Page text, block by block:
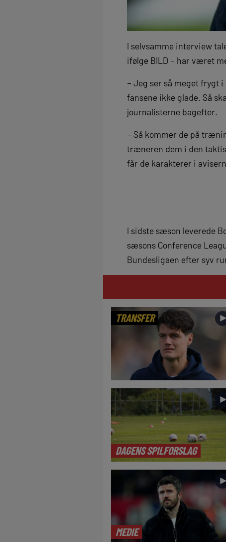
I selvsamme interview
ifølge BILD – har været
– Jeg ser så meget frygt
fansene ikke glade. Så
journalisterne bagefter.
– Så kommer de på
træneren dem i den
får de karakterer i
I sidste sæson leverede
sæsons Conference
Bundesligaen efter syv
TRANSFER
DAGENS SPILFORSLAG
►
MEDIE
►